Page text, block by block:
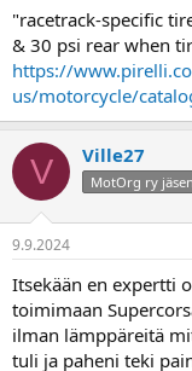
"racetrack-specific
& 30 psi rear when
https://
us/motorcycle/
V Ville27
MotOrg ry jäsen
9.9.2024
Itsekään en expertti
toimimaan
ilman lämppäreitä
tuli ja paheni teki